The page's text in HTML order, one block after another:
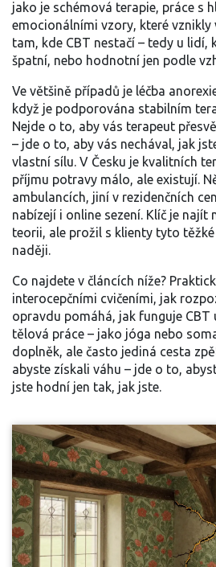
jako je schémová terapie, práce s
emocionálními vzory, které
tam, kde CBT nestačí – tedy u lidí,
špatní, nebo hodnotní jen podle
Ve většině případů je léčba
když je podporována stabilním
Nejde o to, aby vás terapeut
– jde o to, aby vás nechával, jak
vlastní sílu. V Česku je kvalitních
příjmu potravy málo, ale existují.
ambulancích, jiní v rezidenčních
nabízejí i online sezení. Klíč je najít
teorii, ale prožil s klienty tyto
naději.
Co najdete v článcích níže?
interocepčními cvičeními, jak
opravdu pomáhá, jak funguje CBT
tělová práce – jako jóga nebo
doplněk, ale často jediná cesta
abyste získali váhu – jde o to,
jste hodní jen tak, jak jste.